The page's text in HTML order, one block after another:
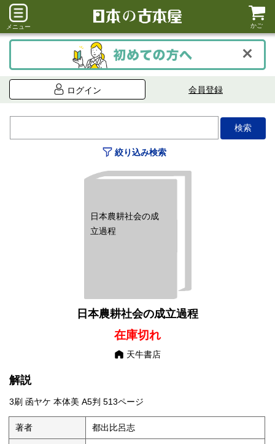
メニュー かご
ログイン 会員登録
絞り込み検索
日本農耕社会の成
立過程
日本農耕社会の成立過程
在庫切れ
天牛書店
解説
3刷 函ヤケ 本体美 A5判 513ページ
著者 都出比呂志